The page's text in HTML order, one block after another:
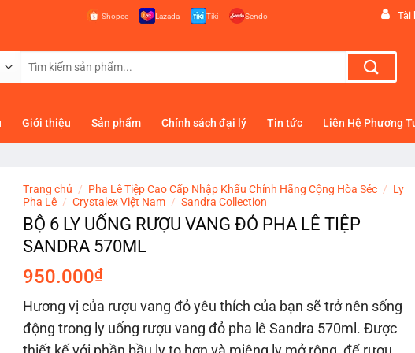
Shopee Lazada Tiki Sendo Tài
Tìm
Giới thiệu Sản phẩm Chính sách đại lý Tin tức Liên Hệ Phương
Trang chủ / Pha Lê Tiệp Cao Cấp Nhập Khẩu Chính Hãng Cộng Hòa Séc / Ly
Pha Lê / Crystalex Việt Nam / Sandra Collection
BỘ 6 LY UỐNG RƯỢU VANG ĐỎ PHA LÊ TIỆP
SANDRA 570ML
950.000₫
Hương vị của rượu vang đỏ yêu thích của bạn sẽ trở nên sống
động trong ly uống rượu vang đỏ pha lê Sandra 570ml. Được